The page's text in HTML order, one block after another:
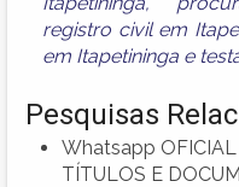
registro civil em
em Itapetininga e
Pesquisas
Whatsapp OFICIAL
TÍTULOS E